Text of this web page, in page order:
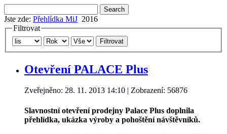
Jste zde: Přehlídka MiJ 2016
Filtrovat
Filtrovat
Otevření PALACE Plus
Zveřejněno: 28. 11. 2013 14:10 | Zobrazení: 56876
Slavnostní otevření prodejny Palace Plus doplnila
přehlídka, ukázka výroby a pohoštění návštěvníků.